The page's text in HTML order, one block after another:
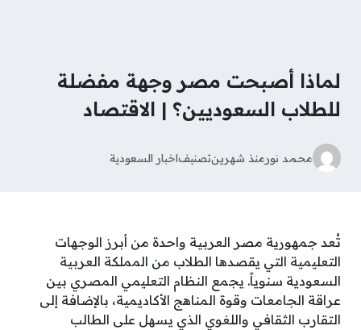
لماذا أصبحت مصر وجهة مفضلة
للطلاب السعوديين؟ | الاقتصاد
محمد نورمنذ شهرينتصنيفاخبار السعودية
تُعد جمهورية مصر العربية واحدة من أبرز الوجهات
التعليمية التي يقصدها الطلاب من المملكة العربية
السعودية سنوياً. يجمع النظام التعليمي المصري بين
عراقة الجامعات وقوة المناهج الأكاديمية، بالإضافة إلى
التقارب الثقافي واللغوي الذي يسهل على الطالب